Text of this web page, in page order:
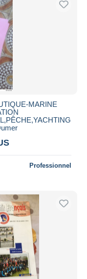
MARINE
Professionnel